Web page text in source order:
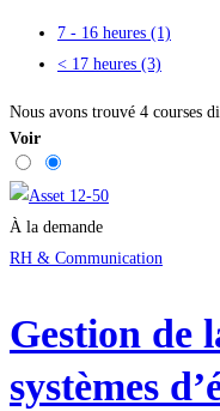
7 - 16 heures (1)
< 17 heures (3)
Nous avons trouvé 4 courses
Voir
À la demande
RH & Communication
Gestion de
systèmes